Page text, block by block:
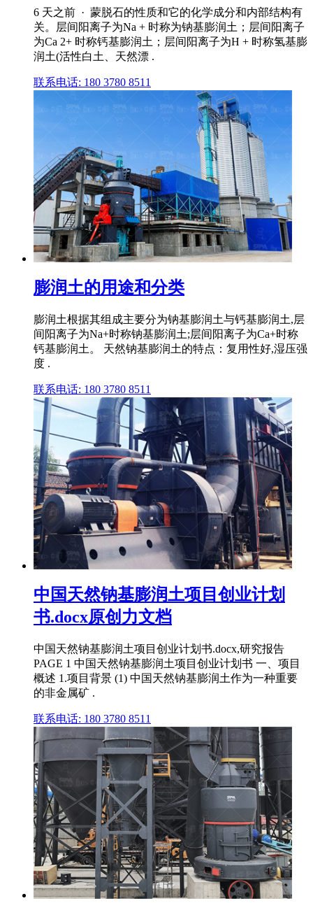
6 天之前 · 蒙脱石的性质和它的化学成分和内部结构有
关。层间阳离子为Na + 时称为钠基膨润土；层间阳离子
为Ca 2+ 时称钙基膨润土；层间阳离子为H + 时称氢基膨
润土(活性白土、天然漂 .
联系电话: 180 3780 8511
膨润土的用途和分类
膨润土根据其组成主要分为钠基膨润土与钙基膨润土,层
间阳离子为Na+时称钠基膨润土;层间阳离子为Ca+时称
钙基膨润土。 天然钠基膨润土的特点：复用性好,湿压强
度 .
联系电话: 180 3780 8511
中国天然钠基膨润土项目创业计划
书.docx原创力文档
中国天然钠基膨润土项目创业计划书.docx,研究报告
PAGE 1 中国天然钠基膨润土项目创业计划书 一、项目
概述 1.项目背景 (1) 中国天然钠基膨润土作为一种重要
的非金属矿 .
联系电话: 180 3780 8511